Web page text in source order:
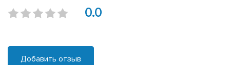
0.0
Добавить отзыв